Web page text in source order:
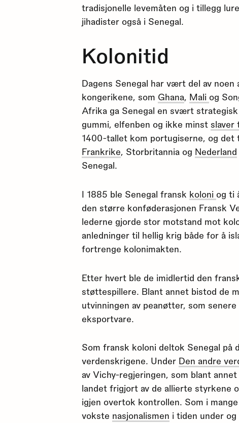
tradisjonelle levemåten og i tillegg
jihadister også i Senegal.
Kolonitid
Dagens Senegal har vært del av
kongerikene, som Ghana Mali og
Afrika ga Senegal en svært
gummi, elfenben og ikke minstslaver
1400-tallet kom portugiserne, og det
Frankrike , Storbritannia og Nederland
Senegal.
I 1885 ble Senegal fransk koloni og ti
den større konføderasjonen Fransk
lederne gjorde stor motstand mot
anledninger til hellig krig både for å
fortrenge kolonimakten.
Etter hvert ble de imidlertid den
støttespillere. Blant annet bistod de
utvinningen av peanøtter, som
eksportvare.
Som fransk koloni deltok Senegal på
verdenskrigene. Under Den andre
av Vichy-regjeringen, som blant
landet frigjort av de allierte styrkene
igjen overtok kontrollen. Som i
vokste nasjonalismen i tiden under